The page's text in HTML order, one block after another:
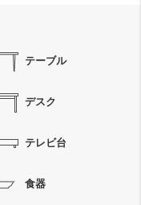
テーブル
デスク
テレビ台
食器